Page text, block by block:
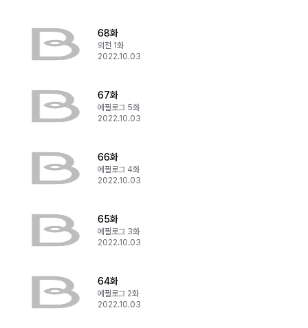
68화
외전 1화
2022.10.03
67화
에필로그 5화
2022.10.03
66화
에필로그 4화
2022.10.03
65화
에필로그 3화
2022.10.03
64화
에필로그 2화
2022.10.03